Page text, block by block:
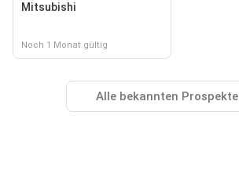
Mitsubishi
Noch 1 Monat gültig
Alle bekannten Prospekte